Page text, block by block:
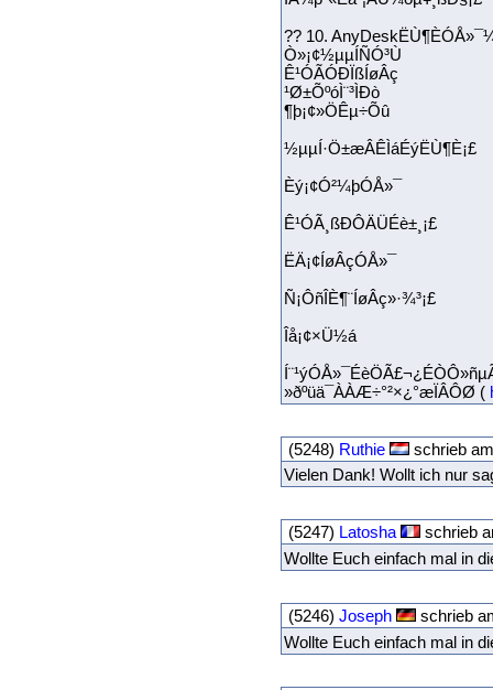
?? 10.
Ò»¡¢½µµÍÑÓ³Ù
Ê¹ÓÃÓÐÏßÍøÂç
¹Ø±ÕºóÌ¨³ÌÐò
¶þ¡¢»­ÖÊµ÷Õû
½µµÍ·Ö±æÂÊÌáÉýËÙ¶È¡£
Èý¡¢Ó²¼þÓÅ»¯
Ê¹ÓÃ¸ßÐÔÄÜÉè±¸¡£
ËÄ¡¢ÍøÂçÓÅ»¯
Ñ¡ÔñÎÈ¶¨ÍøÂç»·¾³¡£
Îå¡¢×Ü½á
»ðºüä¯ÀÀÆ÷°²×¿°æÏÂÔØ (
(5248) Ruthie
schrieb
Vielen Dank! Wollt ich nur
(5247) Latosha
schrieb
Wollte Euch einfach mal in
(5246) Joseph
schrieb
Wollte Euch einfach mal in